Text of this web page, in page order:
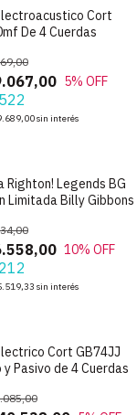
Cort
De 4 Cuerdas
5% OFF
sin interés
Righton! Legends BG
Limitada Billy Gibbons
10% OFF
sin interés
Cort GB74JJ
Pasivo de 4 Cuerdas